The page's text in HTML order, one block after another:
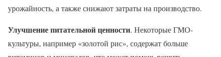
урожайность, а также снижают затраты на производство.
Улучшение питательной ценности. Некоторые ГМО-
культуры, например «золотой рис», содержат больше